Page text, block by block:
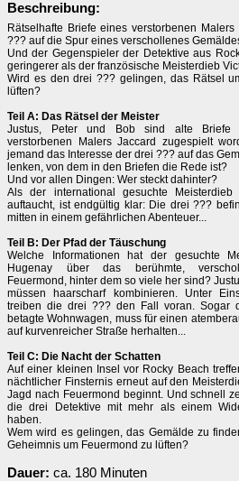
Beschreibung:
Rätselhafte Briefe eines verstorbenen
??? auf die Spur eines verschollenes
Und der Gegenspieler der Detektive aus
geringerer als der französische Meisterdieb
Wird es den drei ??? gelingen, das Rätsel
lüften?
Teil A: Das Rätsel der Meister
Justus, Peter und Bob sind alte Briefe
verstorbenen Malers Jaccard zugespielt
jemand das Interesse der drei ??? auf das
lenken, von dem in den Briefen die Rede ist?
Und vor allen Dingen: Wer steckt dahinter?
Als der international gesuchte Meisterdieb
auftaucht, ist endgültig klar: Die drei ???
mitten in einem gefährlichen Abenteuer...
Teil B: Der Pfad der Täuschung
Welche Informationen hat der gesuchte
Hugenay über das berühmte,
Feuermond, hinter dem so viele her sind?
müssen haarscharf kombinieren. Unter
treiben die drei ??? den Fall voran. Sogar
betagte Wohnwagen, muss für einen
auf kurvenreicher Straße herhalten...
Teil C: Die Nacht der Schatten
Auf einer kleinen Insel vor Rocky Beach
nächtlicher Finsternis erneut auf den
Jagd nach Feuermond beginnt. Und schnell
die drei Detektive mit mehr als einem
haben.
Wem wird es gelingen, das Gemälde zu
Geheimnis um Feuermond zu lüften?
Dauer: ca. 180 Minuten